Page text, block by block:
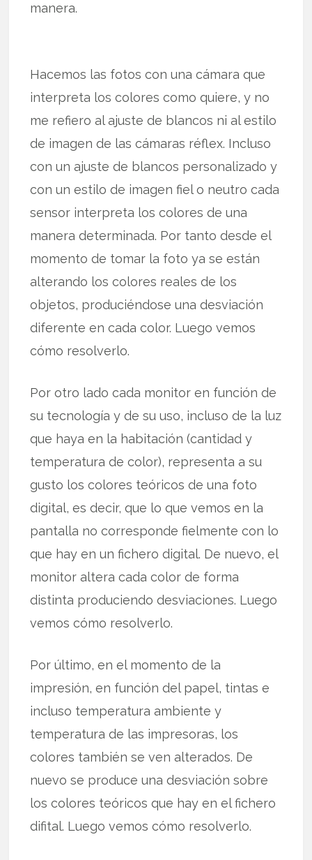
manera.
Hacemos las fotos con una cámara que
interpreta los colores como quiere, y no
me refiero al ajuste de blancos ni al estilo
de imagen de las cámaras réflex. Incluso
con un ajuste de blancos personalizado y
con un estilo de imagen fiel o neutro cada
sensor interpreta los colores de una
manera determinada. Por tanto desde el
momento de tomar la foto ya se están
alterando los colores reales de los
objetos, produciéndose una desviación
diferente en cada color. Luego vemos
cómo resolverlo.
Por otro lado cada monitor en función de
su tecnología y de su uso, incluso de la luz
que haya en la habitación (cantidad y
temperatura de color), representa a su
gusto los colores teóricos de una foto
digital, es decir, que lo que vemos en la
pantalla no corresponde fielmente con lo
que hay en un fichero digital. De nuevo, el
monitor altera cada color de forma
distinta produciendo desviaciones. Luego
vemos cómo resolverlo.
Por último, en el momento de la
impresión, en función del papel, tintas e
incluso temperatura ambiente y
temperatura de las impresoras, los
colores también se ven alterados. De
nuevo se produce una desviación sobre
los colores teóricos que hay en el fichero
difital. Luego vemos cómo resolverlo.